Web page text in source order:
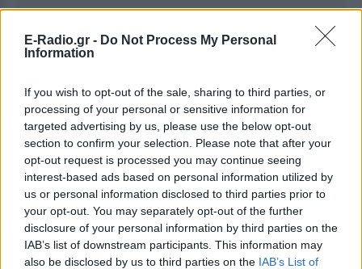
E-Radio.gr - Do Not Process My Personal
Information
If you wish to opt-out of the sale, sharing to third parties, or
processing of your personal or sensitive information for
targeted advertising by us, please use the below opt-out
section to confirm your selection. Please note that after your
opt-out request is processed you may continue seeing
interest-based ads based on personal information utilized by
us or personal information disclosed to third parties prior to
your opt-out. You may separately opt-out of the further
disclosure of your personal information by third parties on the
IAB’s list of downstream participants. This information may
also be disclosed by us to third parties on the IAB’s List of
Ακολουθήστε το E-Radio.gr στο
Εσύ μπήκες στο E-Daily.gr; Τα νέα της ημέρας
και ότι σου κάνει κλικ!
Ακολουθήστε το E-Radio.gr και στο Instagram
ΔΙΑΦΗΜΙΣΗ